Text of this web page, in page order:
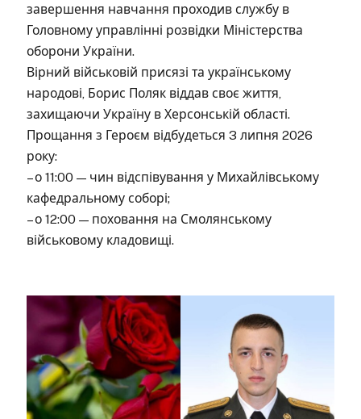
завершення навчання проходив службу в
Головному управлінні розвідки Міністерства
оборони України.
Вірний військовій присязі та українському
народові, Борис Поляк віддав своє життя,
захищаючи Україну в Херсонській області.
Прощання з Героєм відбудеться 3 липня 2026
року:
– о 11:00 — чин відспівування у Михайлівському
кафедральному соборі;
– о 12:00 — поховання на Смолянському
військовому кладовищі.